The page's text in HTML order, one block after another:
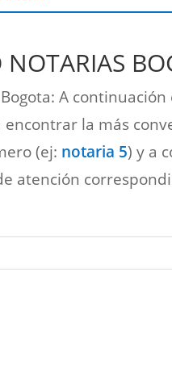
NOTARIAS
A
la más
(ej: notaria 5) y a
atención